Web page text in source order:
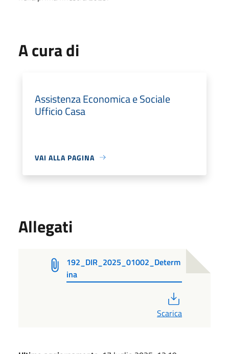
A cura di
Assistenza Economica e Sociale
Ufficio Casa
VAI ALLA PAGINA
Allegati
192_DIR_2025_01002_Determ
ina
Scarica